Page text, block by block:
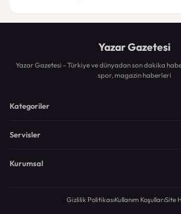
Yazar Gazetesi
Yazar Gazetesi - Türkiye ve dünyadan son dakika
spor, magazin haberleri
Kategoriler
Servisler
Kurumsal
Gizlilik PolitikasıKullanım KoşullarıSite